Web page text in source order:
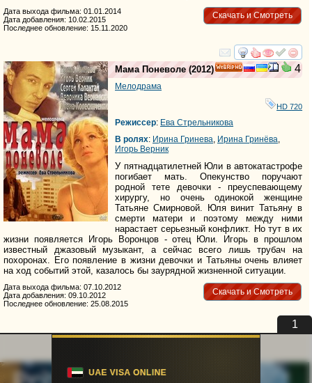
Скачать и Смотреть
Дата выхода фильма: 01.01.2014
Дата добавления: 10.02.2015
Последнее обновление: 15.11.2020
смотреть
HD
4
Мама Поневоле (2012)
Мелодрама
HD 720
Режиссер: Ева Стрельникова
В ролях: Ирина Гринева Ирина Гринёва
Игорь Верник
У пятнадцатилетней Юли в автокатастрофе
погибает мать. Опекунство поручают
родной тете девочки - преуспевающему
хирургу, но очень одинокой женщине
Татьяне Смирновой. Юля винит Татьяну в
смерти матери и поэтому между ними
нарастает серьезный конфликт. Но тут в их
жизни появляется Игорь Воронцов - отец Юли. Игорь в прошлом
известный джазовый музыкант, а сейчас всего лишь трубач на
похоронах. Его появление в жизни девочки и Татьяны очень влияет
на ход событий этой, казалось бы заурядной жизненной ситуации.
Скачать и Смотреть
Дата выхода фильма: 07.10.2012
Дата добавления: 09.10.2012
Последнее обновление: 25.08.2015